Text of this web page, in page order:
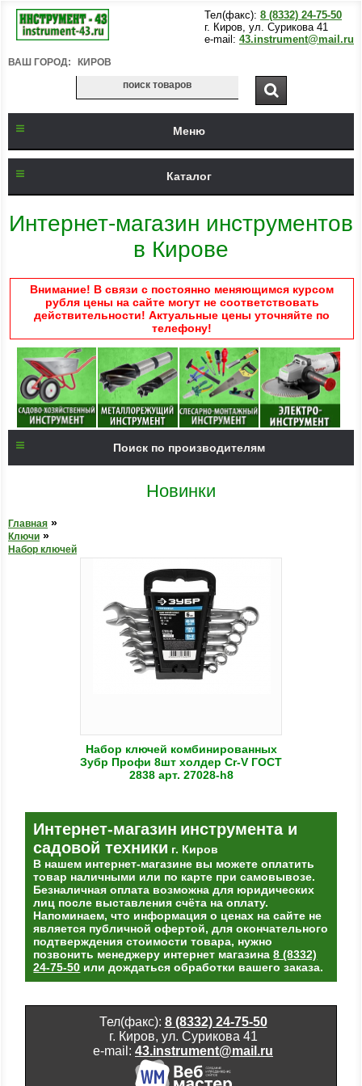
Тел(факс): 8 (8332) 24-75-50
г. Киров, ул. Сурикова 41
e-mail: 43.instrument@mail.ru
ВАШ ГОРОД: КИРОВ
Меню
Каталог
Интернет-магазин инструментов
в Кирове
Внимание! В связи с постоянно меняющимся курсом
рубля цены на сайте могут не соответствовать
действительности! Актуальные цены уточняйте по
телефону!
Поиск по производителям
Новинки
Главная »
Ключи »
Набор ключей
Набор ключей комбинированных
Зубр Профи 8шт холдер Cr-V ГОСТ
2838 арт. 27028-h8
Интернет-магазин инструмента и
садовой техники г. Киров
В нашем интернет-магазине вы можете оплатить
товар наличными или по карте при самовывозе.
Безналичная оплата возможна для юридических
лиц после выставления счёта на оплату.
Напоминаем, что информация о ценах на сайте не
является публичной офертой, для окончательного
подтверждения стоимости товара, нужно
позвонить менеджеру интернет магазина8 (8332)
24-75-50 или дождаться обработки вашего заказа.
Тел(факс): 8 (8332) 24-75-50
г. Киров, ул. Сурикова 41
e-mail: 43.instrument@mail.ru